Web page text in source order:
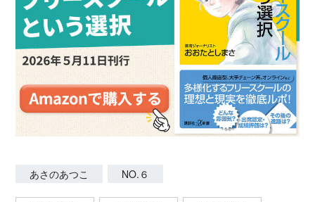
あさのあつこ NO.６